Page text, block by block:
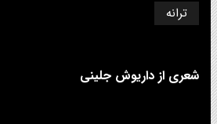
ترانه
شعری از داریوش جلینی